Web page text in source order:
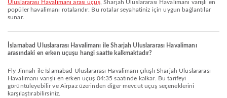
Uluslararası Havalimanı arası uçuş, Sharjah Uluslararası Havalimanı varışlı en
popüler havalimanı rotalarıdır. Bu rotalar seyahatiniz için uygun bağlantılar
sunar.
İslamabad Uluslararası Havalimanı ile Sharjah Uluslararası Havalimanı
arasındaki en erken uçuşu hangi saatte kalkmaktadır?
Fly Jinnah ile İslamabad Uluslararası Havalimanı çıkışlı Sharjah Uluslararası
Havalimanı varışlı en erken uçuş 04:35 saatinde kalkar. Bu tarifeyi
görüntüleyebilir ve Airpaz üzerinden diğer mevcut uçuş seçeneklerini
karşılaştırabilirsiniz.